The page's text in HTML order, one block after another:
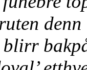
blirr